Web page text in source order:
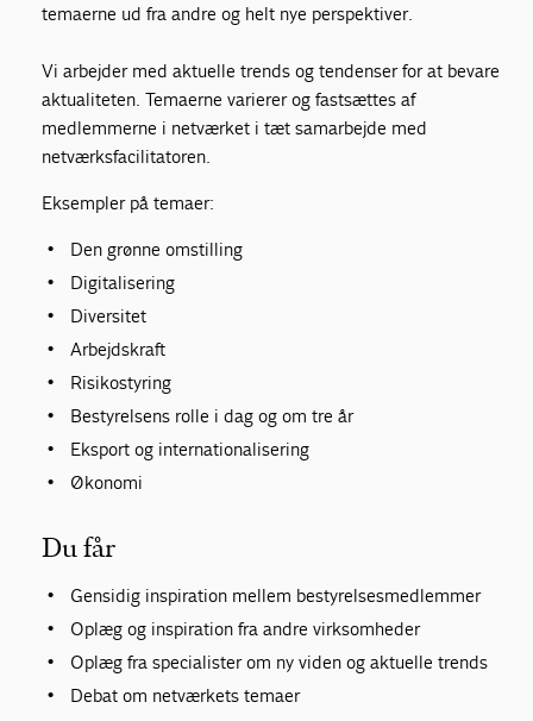
temaerne ud fra andre og helt nye perspektiver.
Vi arbejder med aktuelle trends og tendenser for at bevare
aktualiteten. Temaerne varierer og fastsættes af
medlemmerne i netværket i tæt samarbejde med
netværksfacilitatoren.
Eksempler på temaer:
Den grønne omstilling
Digitalisering
Diversitet
Arbejdskraft
Risikostyring
Bestyrelsens rolle i dag og om tre år
Eksport og internationalisering
Økonomi
Du får
Gensidig inspiration mellem bestyrelsesmedlemmer
Oplæg og inspiration fra andre virksomheder
Oplæg fra specialister om ny viden og aktuelle trends
Debat om netværkets temaer